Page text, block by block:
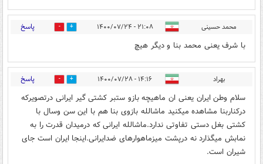
محمد حسینی ۲۱:۰۸ - ۱۴۰۰/۰۷/۲۴ 0 پاسخ
با شرف یعنی محمد بنا و دیگر هیچ
بهراد ۱۴:۱۶ - ۱۴۰۰/۰۷/۲۸ 0 پاسخ
سلام وطن ایران یعنی ان ماهیچه بازو ستبر کشتی گیر ایرانی درتصویرکه
درکناربنا مشاهده میکنید ماشالله بازوی بنا هم با این سن وسال با
کشتی بغل دستی تفاوتی ندارد.ماشالله ایرانی که درمیدان قدرت را به
نمابش میگڌارد نه درپشت میزماهوارهای ضدایرانی.اینجا ایران است جای
شیران است.